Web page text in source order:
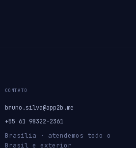
CONTATO
bruno.silva@app2b.me
+55 61 98322-2361
Brasília · atendemos todo o
Brasil e exterior